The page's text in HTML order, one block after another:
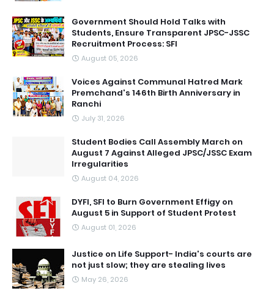
Government Should Hold Talks with
Students, Ensure Transparent JPSC-JSSC
Recruitment Process: SFI
August 05, 2026
Voices Against Communal Hatred Mark
Premchand's 146th Birth Anniversary in
Ranchi
July 31, 2026
Student Bodies Call Assembly March on
August 7 Against Alleged JPSC/JSSC Exam
Irregularities
August 04, 2026
DYFI, SFI to Burn Government Effigy on
August 5 in Support of Student Protest
August 01, 2026
Justice on Life Support- India's courts are
not just slow; they are stealing lives
May 26, 2026